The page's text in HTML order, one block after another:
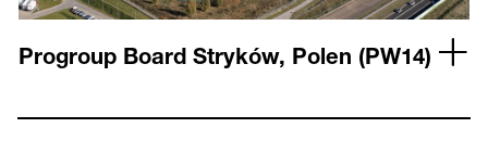
Progroup Board Stryków, Polen (PW14)